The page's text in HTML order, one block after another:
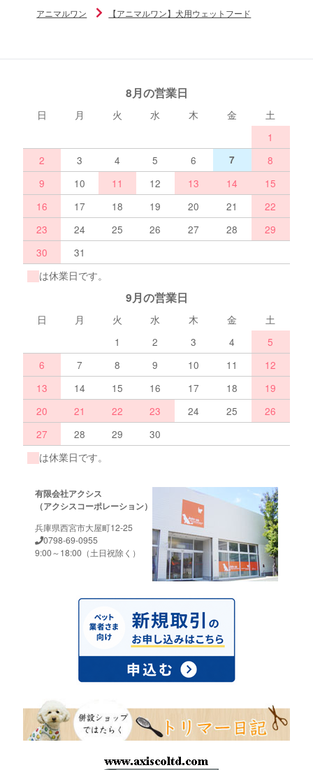
アニマルワン 【アニマルワン】犬用ウェットフード
8月の営業日
日 月 火 水 木 金
土
1
2
3 4 5 6 7
8
9
10 11 12 13 14
15
16
17 18 19 20 21
22
23
24 25 26 27 28
29
30
31
は休業日です。
9月の営業日
日 月 火 水 木 金
土
1
2 3 4
5
6
7 8 9 10 11
12
13
14 15 16 17 18
19
20
21 22 23 24 25
26
27
28 29
30
は休業日です。
有限会社アクシス
（アクシスコーポレーション）
兵庫県西宮市大屋町12-25
0798-69-0955
9:00～18:00（土日祝除く）